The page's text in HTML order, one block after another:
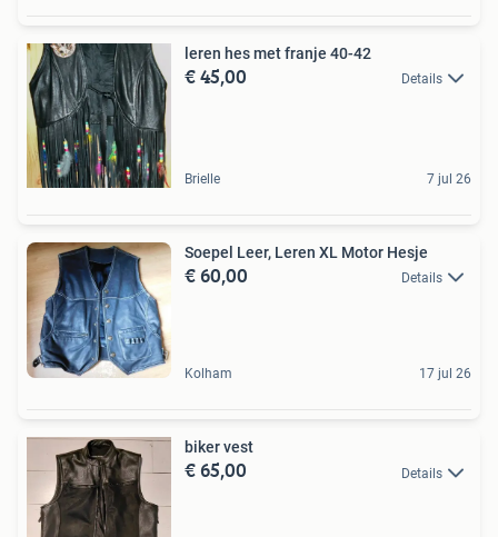
leren hes met franje 40-42
€ 45,00 Details
Brielle 7 jul 26
Soepel Leer, Leren XL Motor Hesje
€ 60,00 Details
Kolham 17 jul 26
biker vest
€ 65,00 Details